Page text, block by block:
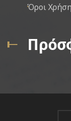
Όροι